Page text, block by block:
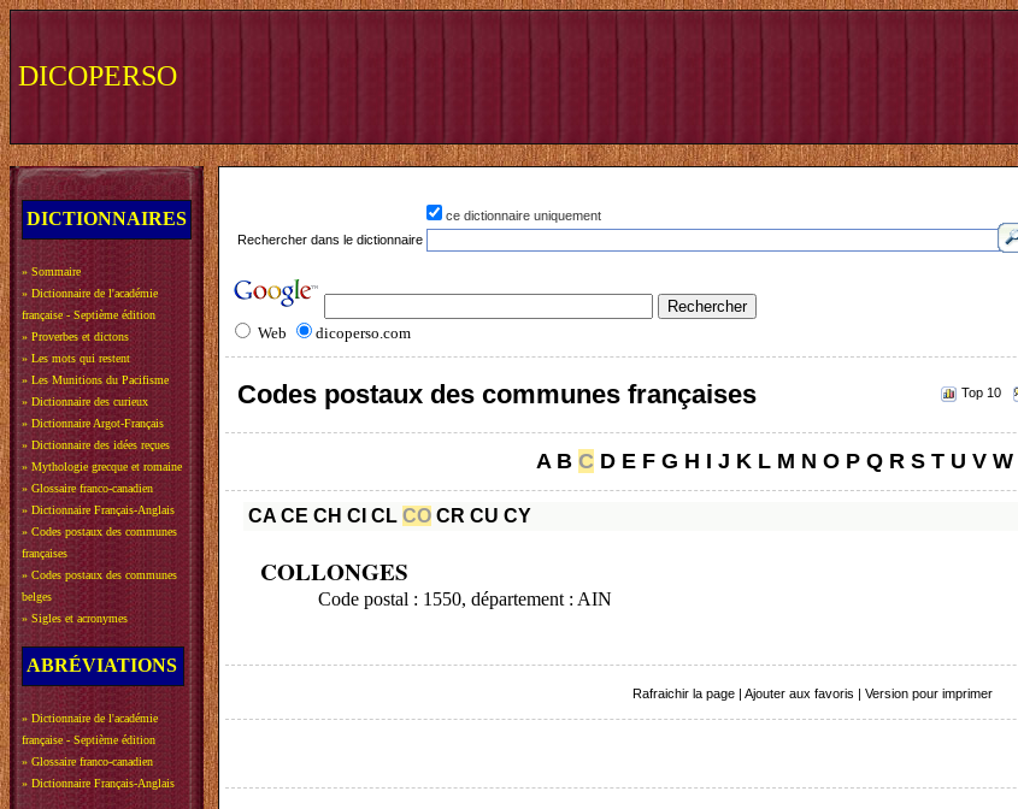
DICOPERSO
DICTIONNAIRES
» Sommaire
» Dictionnaire de l'académie
française - Septième édition
» Proverbes et dictons
» Les mots qui restent
» Les Munitions du Pacifisme
» Dictionnaire des curieux
» Dictionnaire Argot-Français
» Dictionnaire des idées reçues
» Mythologie grecque et romaine
» Glossaire franco-canadien
» Dictionnaire Français-Anglais
» Codes postaux des communes
françaises
» Codes postaux des communes
belges
» Sigles et acronymes
ABRÉVIATIONS
» Dictionnaire de l'académie
française - Septième édition
» Glossaire franco-canadien
» Dictionnaire Français-Anglais
ce dictionnaire uniquement
Rechercher dans le dictionnaire
Web dicoperso.com
Codes postaux des communes françaises Top 10
A B C D E F G H I J K L M N O P Q R S T U V W
CA CE CH CI CL CO CR CU CY
COLLONGES
Code postal : 1550, département : AIN
Rafraichir la page | Ajouter aux favoris | Version pour imprimer